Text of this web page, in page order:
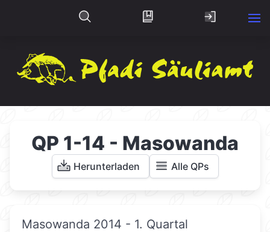
QP 1-14 - Masowanda
Herunterladen Alle QPs
Masowanda 2014 - 1. Quartal